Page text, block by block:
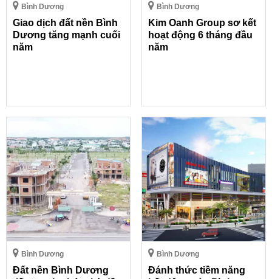
Bình Dương
Giao dịch đất nền Bình
Dương tăng mạnh cuối
năm
Bình Dương
Kim Oanh Group sơ kết
hoạt động 6 tháng đầu
năm
Bình Dương
Đất nền Bình Dương
Bình Dương
Đánh thức tiềm năng